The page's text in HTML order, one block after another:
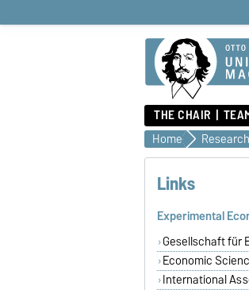
THE CHAIR
Home Research
Links
Experimental
Gesellschaft für
Economic
International